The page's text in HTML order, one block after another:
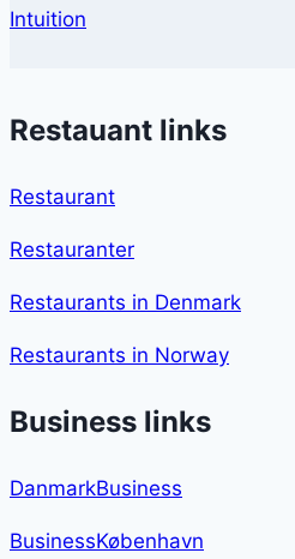
Intuition
Restauant links
Restaurant
Restauranter
Restaurants in Denmark
Restaurants in Norway
Business links
DanmarkBusiness
BusinessKøbenhavn